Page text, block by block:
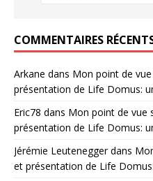
COMMENTAIRES
Arkane dans Mon point de
présentation de Life Domus:
Eric78 dans Mon point de vue
présentation de Life Domus:
Jérémie Leuteneggerdans
et présentation de Life